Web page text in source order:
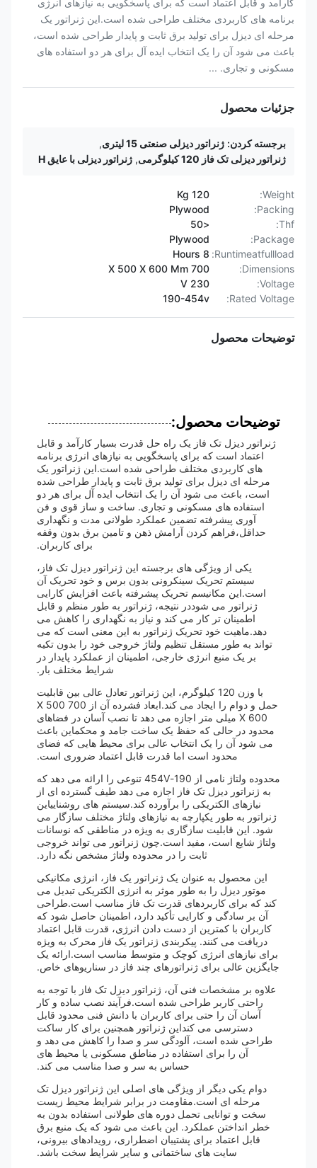
کارآمد و قابل اعتماد است که برای پاسخگویی به نیازهای انرژی
برنامه های کاربردی مختلف طراحی شده است.این ژنراتور یک
مرحله ای دیزل برای تولید برق ثابت و پایدار طراحی شده است،
باعث می شود آن را یک انتخاب ایده آل برای هر دو استفاده های
مسکونی و تجاری. ...
جزئیات محصول
برجسته کردن: ژنراتور دیزلی صنعتی 15 لیتری
,
ژنراتور دیزلی تک فاز 120 کیلوگرمی
, ژنراتور دیزلی با عایق H
Weight:
120 Kg
Packing:
Plywood
Thf:
<50
Package:
Plywood
Runtimeatfullload:
8 Hours
Dimensions:
700 X 500 X 600 Mm
Voltage:
230 V
Rated Voltage:
190-454v
توضیحات محصول
توضیحات محصول:
ژنراتور دیزل تک فاز یک راه حل قدرت بسیار کارآمد و قابل
اعتماد است که برای پاسخگویی به نیازهای انرژی برنامه
های کاربردی مختلف طراحی شده است.این ژنراتور یک
مرحله ای دیزل برای تولید برق ثابت و پایدار طراحی شده
است، باعث می شود آن را یک انتخاب ایده آل برای هر دو
استفاده های مسکونی و تجاری. ساخت و ساز قوی و فن
آوری پیشرفته تضمین عملکرد طولانی مدت و نگهداری
حداقل،فراهم کردن آرامش ذهن و تامین برق بدون وقفه
برای کاربران.
یکی از ویژگی های برجسته این ژنراتور دیزل تک فاز،
سیستم تحریک سینکرونی بدون برس و خود تحریک آن
است.این مکانیسم تحریک پیشرفته باعث افزایش کارایی
ژنراتور می شوددر نتیجه، ژنراتور به طور منظم و قابل
اطمینان تر کار می کند و نیاز به نگهداری را کاهش می
دهد.ماهیت خود تحریک ژنراتور به این معنی است که می
تواند به طور مستقل تنظیم ولتاژ خروجی خود را بدون تکیه
بر یک منبع انرژی خارجی، اطمینان از عملکرد پایدار در
شرایط مختلف بار.
با وزن 120 کیلوگرم، این ژنراتور تعادل عالی بین قابلیت
حمل و دوام را ایجاد می کند.ابعاد فشرده آن از 700 X 500
X 600 میلی متر اجازه می دهد تا نصب آسان در فضاهای
محدود در حالی که حفظ یک ساخت جامد و محکماین باعث
می شود آن را یک انتخاب عالی برای محیط هایی که فضای
محدود است اما قدرت قابل اعتماد ضروری است.
محدوده ولتاژ نامی از 190-454V تنوعی را ارائه می دهد که
به ژنراتور دیزل تک فاز اجازه می دهد طیف گسترده ای از
نیازهای الکتریکی را برآورده کند.سیستم های روشناییاین
ژنراتور به طور یکپارچه به نیازهای ولتاژ مختلف سازگار می
شود. این قابلیت سازگاری به ویژه در مناطقی که نوسانات
ولتاژ شایع است، مفید است.چون ژنراتور می تواند خروجی
ثابت را در محدوده ولتاژ مشخص نگه دارد.
این محصول به عنوان یک ژنراتور یک فاز، انرژی مکانیکی
موتور دیزل را به طور موثر به انرژی الکتریکی تبدیل می
کند که برای کاربردهای قدرت تک فاز مناسب است.طراحی
آن بر سادگی و کارایی تأکید دارد، اطمینان حاصل شود که
کاربران با کمترین از دست دادن انرژی، قدرت قابل اعتماد
دریافت می کنند. پیکربندی ژنراتور یک فاز محرک به ویژه
برای نیازهای انرژی کوچک و متوسط مناسب است.ارائه یک
جایگزین عالی برای ژنراتورهای چند فاز در سناریوهای خاص.
علاوه بر مشخصات فنی آن، ژنراتور دیزل تک فاز با توجه به
راحتی کاربر طراحی شده است.فرآیند نصب ساده و کار
آسان آن را حتی برای کاربران با دانش فنی محدود قابل
دسترسی می کنداین ژنراتور همچنین برای کار ساکت
طراحی شده است، آلودگی سر و صدا را کاهش می دهد و
آن را برای استفاده در مناطق مسکونی یا محیط های
حساس به سر و صدا مناسب می کند.
دوام یکی دیگر از ویژگی های اصلی این ژنراتور دیزل تک
مرحله ای است.مقاومت در برابر شرایط محیط زیست
سخت و توانایی تحمل دوره های طولانی استفاده بدون به
خطر انداختن عملکرد. این باعث می شود که یک منبع برق
قابل اعتماد برای پشتیبان اضطراری، رویدادهای بیرونی،
سایت های ساختمانی و سایر شرایط سخت باشد.